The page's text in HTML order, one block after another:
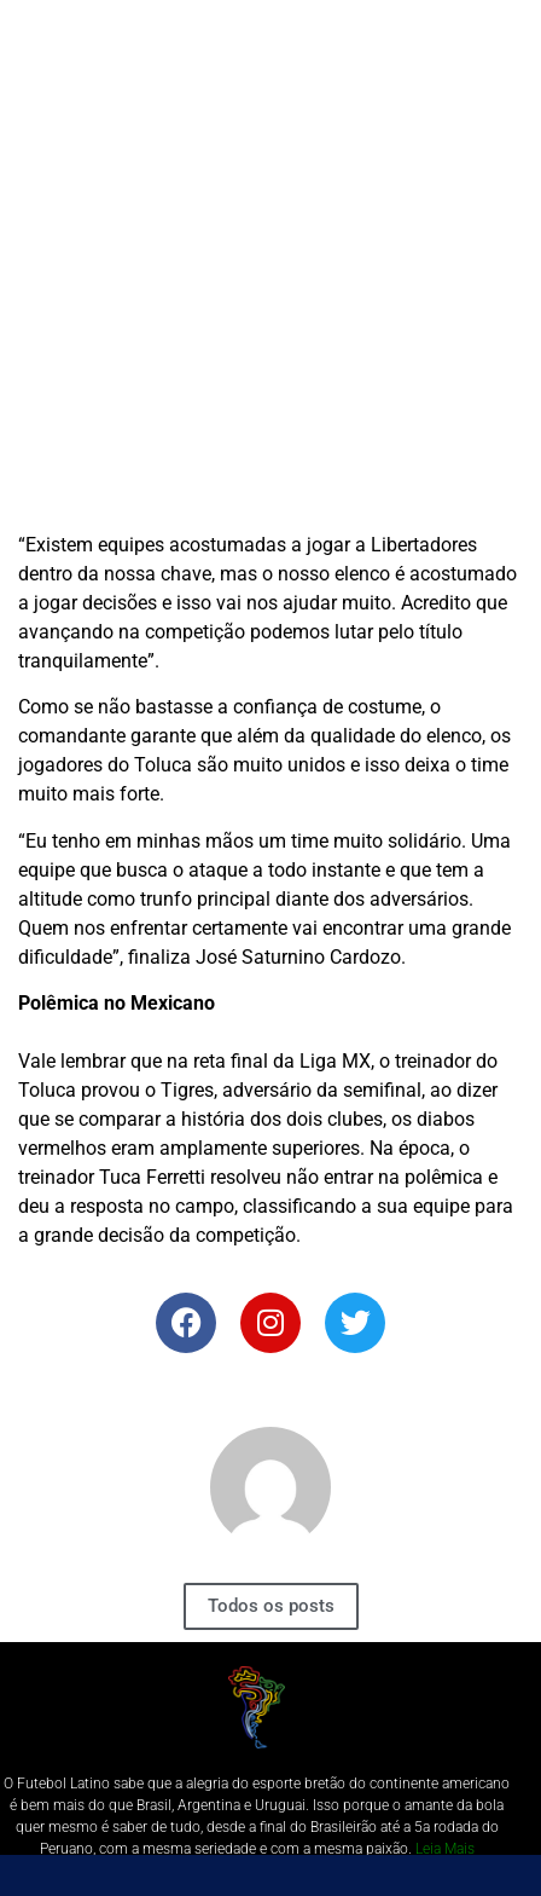
“Existem equipes acostumadas a jogar a Libertadores
dentro da nossa chave, mas o nosso elenco é acostumado
a jogar decisões e isso vai nos ajudar muito. Acredito que
avançando na competição podemos lutar pelo título
tranquilamente”.
Como se não bastasse a confiança de costume, o
comandante garante que além da qualidade do elenco, os
jogadores do Toluca são muito unidos e isso deixa o time
muito mais forte.
“Eu tenho em minhas mãos um time muito solidário. Uma
equipe que busca o ataque a todo instante e que tem a
altitude como trunfo principal diante dos adversários.
Quem nos enfrentar certamente vai encontrar uma grande
dificuldade”, finaliza José Saturnino Cardozo.
Polêmica no Mexicano
Vale lembrar que na reta final da Liga MX, o treinador do
Toluca provou o Tigres, adversário da semifinal, ao dizer
que se comparar a história dos dois clubes, os diabos
vermelhos eram amplamente superiores. Na época, o
treinador Tuca Ferretti resolveu não entrar na polêmica e
deu a resposta no campo, classificando a sua equipe para
a grande decisão da competição.
Todos os posts
O Futebol Latino sabe que a alegria do esporte bretão do continente americano
é bem mais do que Brasil, Argentina e Uruguai. Isso porque o amante da bola
quer mesmo é saber de tudo, desde a final do Brasileirão até a 5a rodada do
Peruano, com a mesma seriedade e com a mesma paixão. Leia Mais